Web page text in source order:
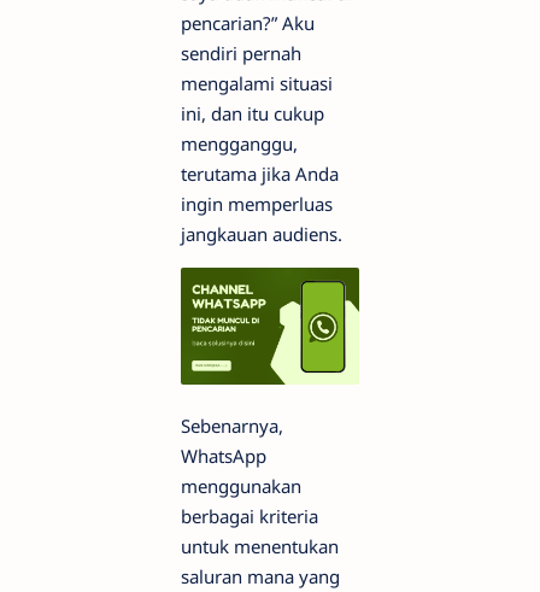
pencarian?” Aku
sendiri pernah
mengalami situasi
ini, dan itu cukup
mengganggu,
terutama jika Anda
ingin memperluas
jangkauan audiens.
Sebenarnya,
WhatsApp
menggunakan
berbagai kriteria
untuk menentukan
saluran mana yang